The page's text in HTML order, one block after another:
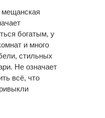
богатым, у
и много
стильных
Не означает
всё, что